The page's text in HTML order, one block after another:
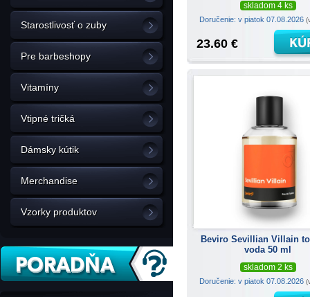
Starostlivosť o zuby
Pre barbeshopy
Vitamíny
Vtipné tričká
Dámsky kútik
Merchandise
Vzorky produktov
skladom 4 ks
Doručenie: v piatok 07.08.2026
23.60 €
Beviro Sevillian Villain
voda 50 ml
skladom 2 ks
Doručenie: v piatok 07.08.2026